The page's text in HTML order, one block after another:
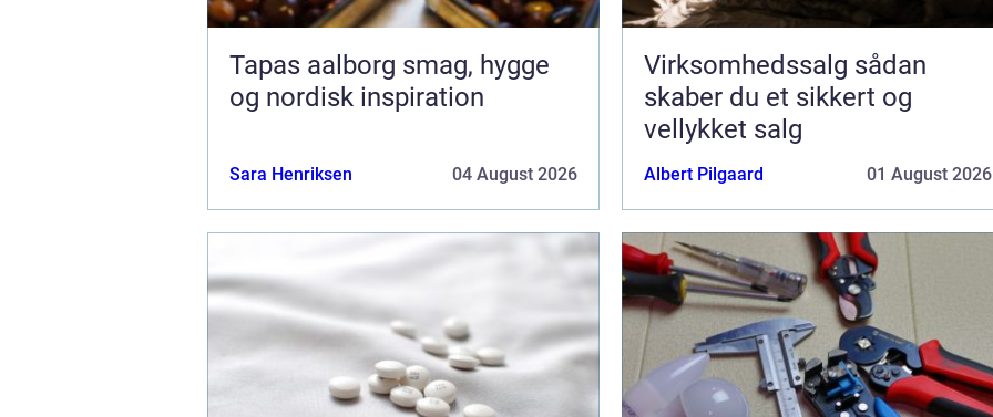
Tapas aalborg smag, hygge
og nordisk inspiration
Sara Henriksen 04 August 2026
Virksomhedssalg sådan
skaber du et sikkert og
vellykket salg
Albert Pilgaard 01 August 2026